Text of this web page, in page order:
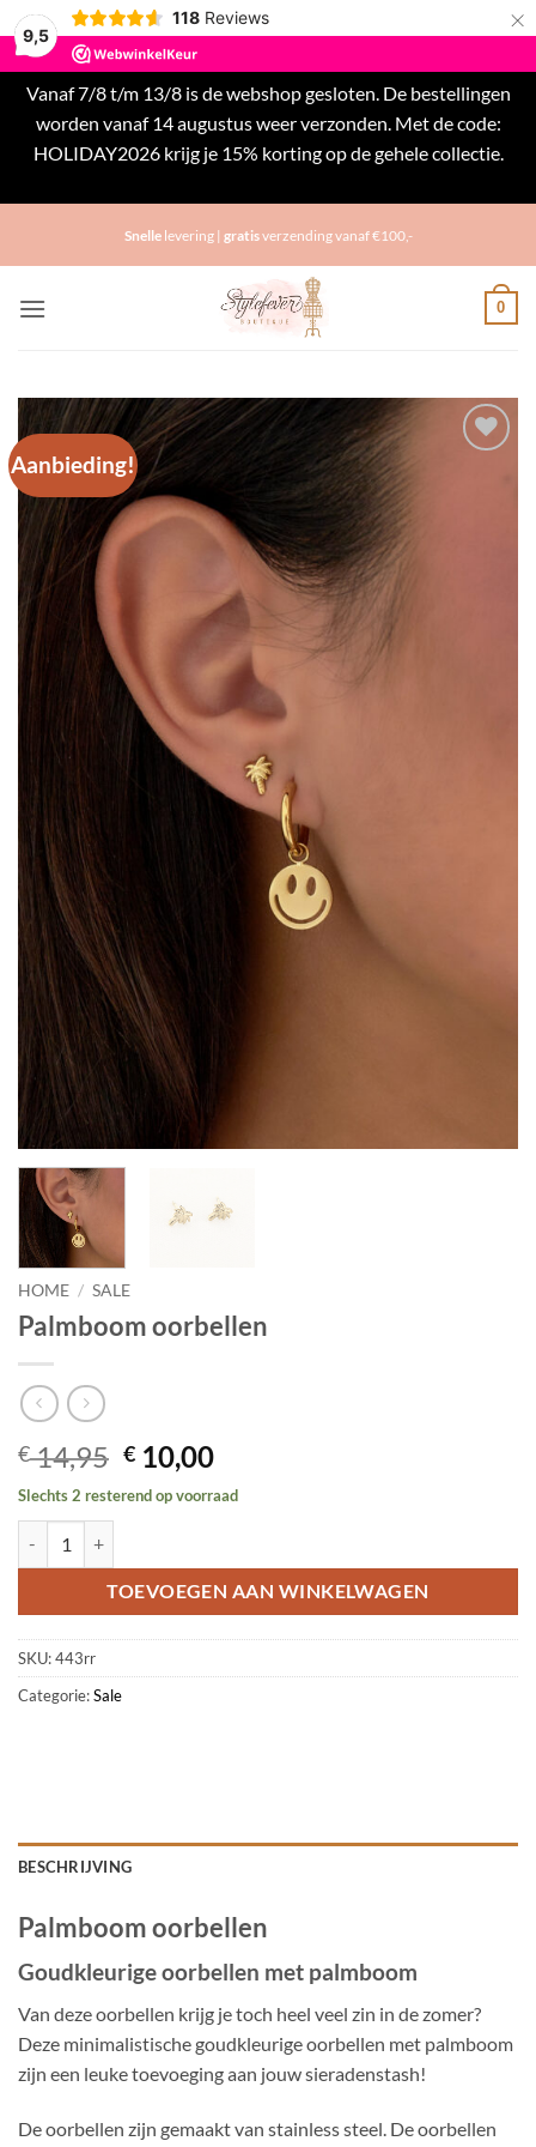
9,5
118 Reviews ×
Vanaf 7/8 t/m 13/8 is de webshop gesloten. De bestellingen
worden vanaf 14 augustus weer verzonden. Met de code:
HOLIDAY2026 krijg je 15% korting op de gehele collectie.
Snellelevering | gratisverzending vanaf €100,-
0
Aanbieding!
HOME / SALE
Palmboom oorbellen
€14,95 Oorspronkelijke
prijs
was:
€ 10,00Huidige
prijs
is:
Slechts 2 resterend op voorraad
TOEVOEGEN AAN WINKELWAGEN
SKU:443rr
Categorie:Sale
BESCHRIJVING
Palmboom oorbellen
Goudkleurige oorbellen met palmboom
Van deze oorbellen krijg je toch heel veel zin in de zomer?
Deze minimalistische goudkleurige oorbellen met palmboom
zijn een leuke toevoeging aan jouw sieradenstash!
De oorbellen zijn gemaakt van stainless steel. De oorbellen